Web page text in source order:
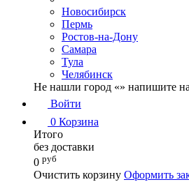
Новосибирск
Пермь
Ростов-на-Дону
Самара
Тула
Челябинск
Не нашли город «» напишите
Войти
0 Корзина
Итого
без доставки
0 руб
Очистить корзину Оформить